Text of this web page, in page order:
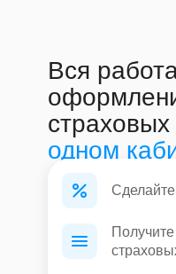
Вся
одном
Сделайте